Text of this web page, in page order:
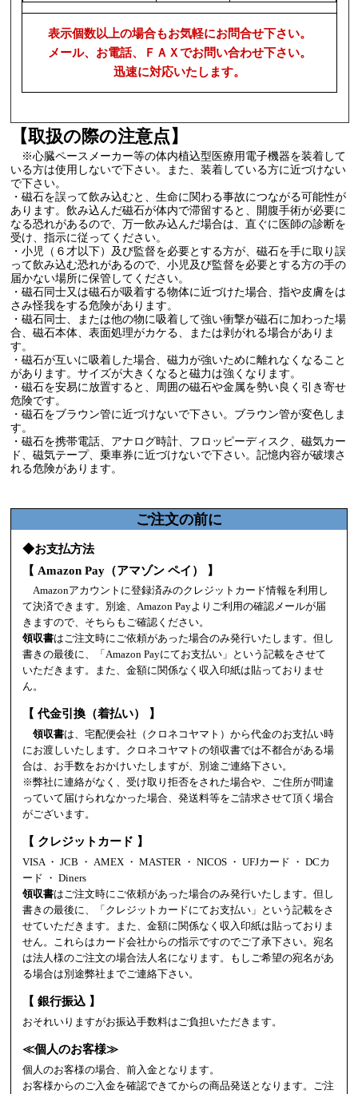
表示個数以上の場合もお気軽にお問合せ下さい。
メール、お電話、ＦＡＸでお問い合わせ下さい。
迅速に対応いたします。
【取扱の際の注意点】
※心臓ペースメーカー等の体内植込型医療用電子機器を装着して
いる方は使用しないで下さい。また、装着している方に近づけない
で下さい。
・磁石を誤って飲み込むと、生命に関わる事故につながる可能性が
あります。飲み込んだ磁石が体内で滞留すると、開腹手術が必要に
なる恐れがあるので、万一飲み込んだ場合は、直ぐに医師の診断を
受け、指示に従ってください。
・小児（６才以下）及び監督を必要とする方が、磁石を手に取り誤
って飲み込む恐れがあるので、小児及び監督を必要とする方の手の
届かない場所に保管してください。
・磁石同士又は磁石が吸着する物体に近づけた場合、指や皮膚をは
さみ怪我をする危険があります。
・磁石同士、または他の物に吸着して強い衝撃が磁石に加わった場
合、磁石本体、表面処理がカケる、または剥がれる場合がありま
す。
・磁石が互いに吸着した場合、磁力が強いために離れなくなること
があります。サイズが大きくなると磁力は強くなります。
・磁石を安易に放置すると、周囲の磁石や金属を勢い良く引き寄せ
危険です。
・磁石をブラウン管に近づけないで下さい。ブラウン管が変色しま
す。
・磁石を携帯電話、アナログ時計、フロッピーディスク、磁気カー
ド、磁気テープ、乗車券に近づけないで下さい。記憶内容が破壊さ
れる危険があります。
ご注文の前に
◆お支払方法
【 Amazon Pay（アマゾン ペイ） 】
Amazonアカウントに登録済みのクレジットカード情報を利用し
て決済できます。別途、Amazon Payよりご利用の確認メールが届
きますので、そちらもご確認ください。
領収書はご注文時にご依頼があった場合のみ発行いたします。但し
書きの最後に、「Amazon Payにてお支払い」という記載をさせて
いただきます。また、金額に関係なく収入印紙は貼っておりませ
ん。
【 代金引換（着払い） 】
領収書は、宅配便会社（クロネコヤマト）から代金のお支払い時
にお渡しいたします。クロネコヤマトの領収書では不都合がある場
合は、お手数をおかけいたしますが、別途ご連絡下さい。
※弊社に連絡がなく、受け取り拒否をされた場合や、ご住所が間違
っていて届けられなかった場合、発送料等をご請求させて頂く場合
がございます。
【 クレジットカード 】
VISA ・ JCB ・ AMEX ・ MASTER ・ NICOS ・ UFJカード ・ DCカ
ード ・ Diners
領収書はご注文時にご依頼があった場合のみ発行いたします。但し
書きの最後に、「クレジットカードにてお支払い」という記載をさ
せていただきます。また、金額に関係なく収入印紙は貼っておりま
せん。これらはカード会社からの指示ですのでご了承下さい。宛名
は法人様のご注文の場合法人名になります。もしご希望の宛名があ
る場合は別途弊社までご連絡下さい。
【 銀行振込 】
おそれいりますがお振込手数料はご負担いただきます。
≪個人のお客様≫
個人のお客様の場合、前入金となります。
お客様からのご入金を確認できてからの商品発送となります。ご注